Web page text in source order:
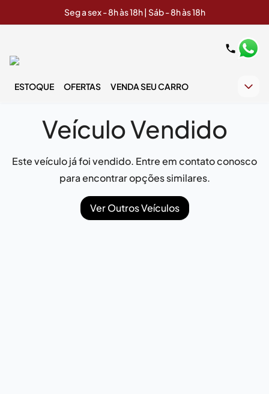
Seg a sex - 8h às 18h | Sáb - 8h às 18h
ESTOQUE OFERTAS VENDA SEU CARRO
Veículo Vendido
Este veículo já foi vendido. Entre em contato conosco
para encontrar opções similares.
Ver Outros Veículos